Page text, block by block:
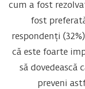
cum a fost
fost
respondenți
că este foarte
să dovedească
preveni